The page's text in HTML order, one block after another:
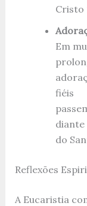
Cristo
Em
fiéis
diante
do
Reflexões
A Eucaristia